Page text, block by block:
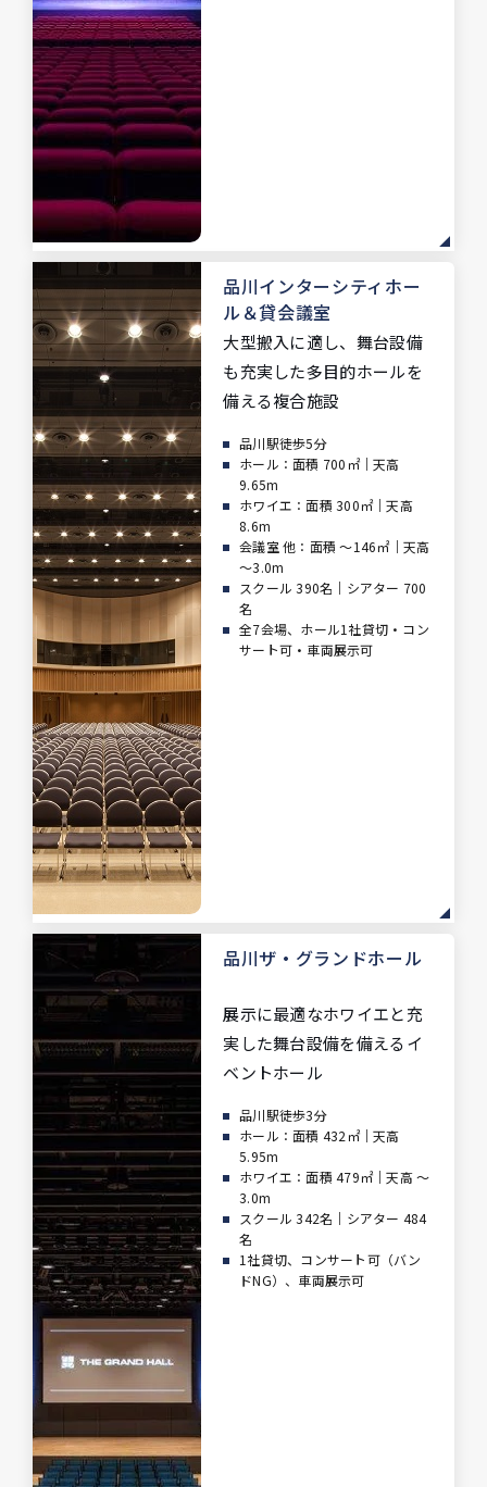
品川インターシティホー
ル＆貸会議室
大型搬入に適し、舞台設備
も充実した多目的ホールを
備える複合施設
品川駅徒歩5分
ホール：面積 700㎡｜天高
9.65m
ホワイエ：面積 300㎡｜天高
8.6m
会議室 他：面積 ～146㎡｜天高
～3.0m
スクール 390名｜シアター 700
名
全7会場、ホール1社貸切・コン
サート可・車両展示可
品川ザ・グランドホール
展示に最適なホワイエと充
実した舞台設備を備えるイ
ベントホール
品川駅徒歩3分
ホール：面積 432㎡｜天高
5.95m
ホワイエ：面積 479㎡｜天高 ～
3.0m
スクール 342名｜シアター 484
名
1社貸切、コンサート可（バン
ドNG）、車両展示可